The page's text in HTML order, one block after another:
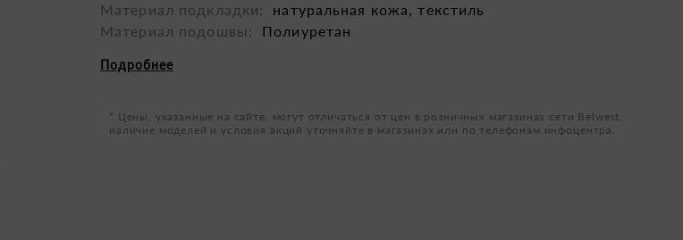
Материал подкладки:
натуральная кожа, текстиль
Материал подошвы:
Полиуретан
Подробнее
* Цены, указанные на сайте, могут отличаться от цен в розничных магазинах сети Belwest,
наличие моделей и условия акций уточняйте в магазинах или по телефонам инфоцентра.